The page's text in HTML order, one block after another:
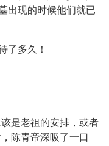
出现的时候他们就已
了多久！
是老祖的安排，或者
陈青帝深吸了一口